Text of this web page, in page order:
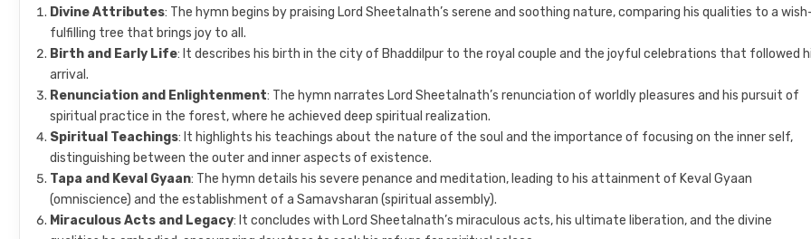
Divine Attributes: The hymn begins by praising Lord Sheetalnath’s serene and soothing nature, comparing his qualities to a
fulfilling tree that brings joy to all.
Birth and Early Life: It describes his birth in the city of Bhaddilpur to the royal couple and the joyful celebrations that followed
arrival.
Renunciation and Enlightenment: The hymn narrates Lord Sheetalnath’s renunciation of worldly pleasures and his pursuit of
spiritual practice in the forest, where he achieved deep spiritual realization.
Spiritual Teachings: It highlights his teachings about the nature of the soul and the importance of focusing on the inner self,
distinguishing between the outer and inner aspects of existence.
Tapa and Keval Gyaan: The hymn details his severe penance and meditation, leading to his attainment of Keval Gyaan
(omniscience) and the establishment of a Samavsharan (spiritual assembly).
Miraculous Acts and Legacy: It concludes with Lord Sheetalnath’s miraculous acts, his ultimate liberation, and the divine